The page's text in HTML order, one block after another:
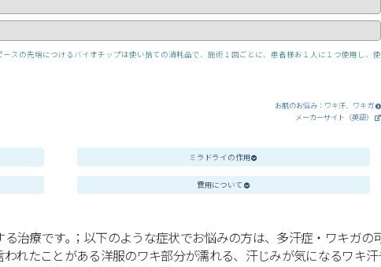
ースの先端につけるバイオチップは使い捨ての消耗品で、施術１回ごとに、患者様お１人に１つ使用し、使
お肌のお悩み：ワキ汗、ワキガ
メーカーサイト（英語）
ミラドライの作用
費用について